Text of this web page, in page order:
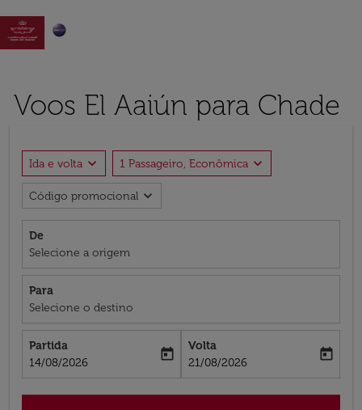

Voos El Aaiún para Chade
Ida e volta expand_more 1 Passageiro, Econômica expand_more
Código promocional expand_more
De
Selecione a origem
Para
Selecione o destino
Partida
fc-booking-departure-date-aria-label
14/08/2026
today
Volta
fc-booking-return-date-aria-label
21/08/2026
today